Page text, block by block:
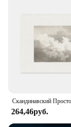
264,46руб.